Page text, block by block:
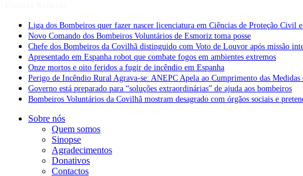
Liga dos Bombeiros quer fazer nascer licenciatura em Ciências de Proteção Civil
Novo Comando dos Bombeiros Voluntários de Esmoriz toma posse
Chefe dos Bombeiros da Covilhã distinguido com Voto de Louvor após missão
Apresentado em Espanha robot que combate fogos em ambientes extremos
Onze mortos e oito feridos a fugir de incêndio em Espanha
Perigo de Incêndio Rural Agrava-se: ANEPC Apela ao Cumprimento das Medidas
Governo está preparado para “soluções extraordinárias” de ajuda aos bombeiros
Bombeiros Voluntários da Covilhã mostram desagrado com órgãos sociais e
Sobre nós
Quem somos
Sinopse
Agradecimentos
Donativos
Contactos